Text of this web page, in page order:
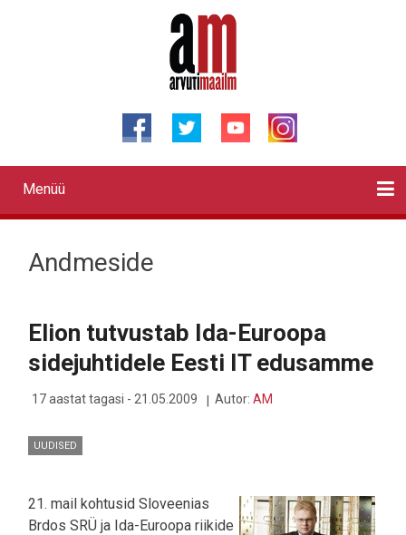
Primary
links
Menüü
Andmeside
Elion tutvustab Ida-Euroopa
sidejuhtidele Eesti IT edusamme
17 aastat tagasi - 21.05.2009 Autor: AM
UUDISED
21. mail kohtusid Sloveenias
Brdos SRÜ ja Ida-Euroopa riikide